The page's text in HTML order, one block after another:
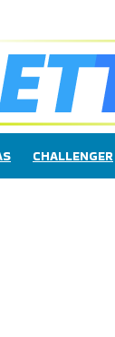
CHALLENGER